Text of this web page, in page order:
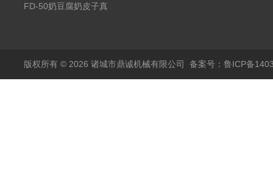
空冻干机
FD-50奶豆腐奶皮子真
版权所有 © 2026 诸城市鼎诚机械有限公司 备案号：鲁ICP备